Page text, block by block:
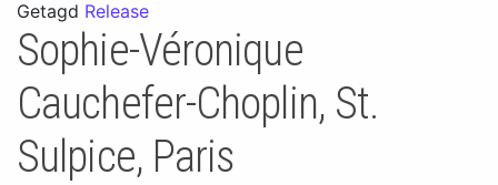
Getagd Release
Sophie-Véronique
Cauchefer-Choplin, St.
Sulpice, Paris